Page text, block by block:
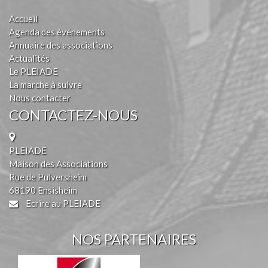
Accueil
Agenda des événements
Annuaire des associations
Actualités
Le PLEIADE
La marche à suivre
Nous contacter
CONTACTEZ-NOUS
PLEIADE
Maison des Associations
Rue de Pulversheim
68190 Ensisheim
Ecrire au PLEIADE
NOS PARTENAIRES